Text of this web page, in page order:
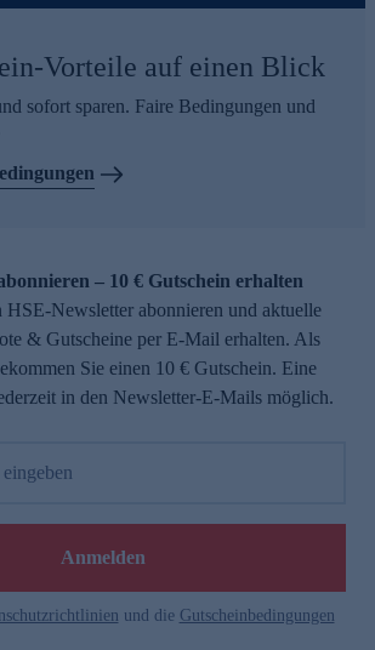
Vorteile auf einen Blick
sofort sparen. Faire Bedingungen und
– 10 € Gutschein erhalten
HSE-Newsletter abonnieren und aktuelle
& Gutscheine per E-Mail erhalten. Als
Sie einen 10 € Gutschein. Eine
in den Newsletter-E-Mails möglich.
Anmelden
und die Gutscheinbedingungen